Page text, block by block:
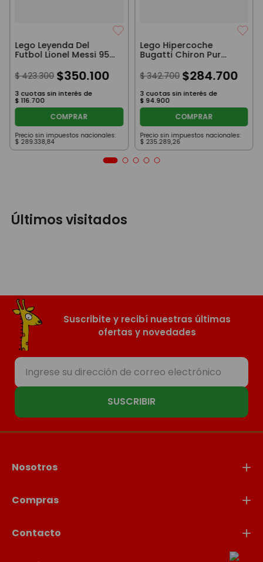
Lego Leyenda Del
Futbol Lionel Messi 958
$ 423.300 $350.100
3 cuotas sin interés de
$116.700
COMPRAR
Precio sin impuestos nacionales:
$ 289.338,84
Lego Hipercoche
Bugatti Chiron Pur
Sport 771 Piezas
$ 342.700 $284.700
3 cuotas sin interés de
$ 94.900
COMPRAR
Precio sin impuestos nacionales:
$ 235.289,26
Últimos visitados
Suscribite y recibí nuestras últimas
ofertas y novedades
SUSCRIBIR
Nosotros
Compras
Contacto